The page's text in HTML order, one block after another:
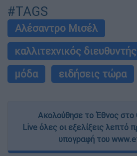
#TAGS
Aλέσαντρο Mισέλ
καλλιτεχνικός διευθυντής
μόδα
ειδήσεις τώρα
Ακολούθησε το Έθνος στο
Live όλες οι εξελίξεις λεπτό
υπογραφή του